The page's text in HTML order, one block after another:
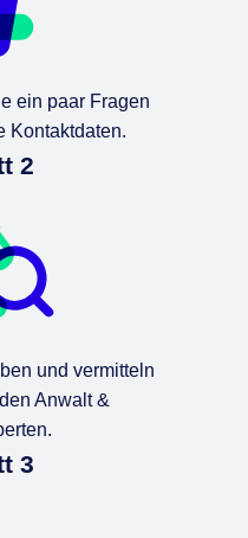
ein paar Fragen
Kontaktdaten.
2
und vermitteln
Anwalt &
3